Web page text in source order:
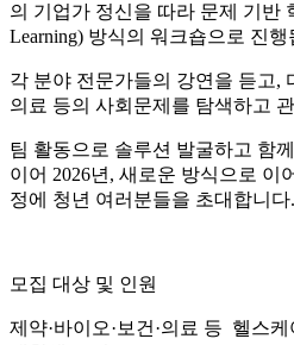
의 기업가 정신을 따라 문제 기반
Learning) 방식의 워크숍으로 진행
각 분야 전문가들의 강연을 듣고,
의료 등의 사회문제를 탐색하고
팀 활동으로 솔루션 발굴하고 함
이어 2026년, 새로운 방식으로 이
정에 청년 여러분들을 초대합니다.
모집 대상 및 인원
제약·바이오·보건·의료 등 헬스